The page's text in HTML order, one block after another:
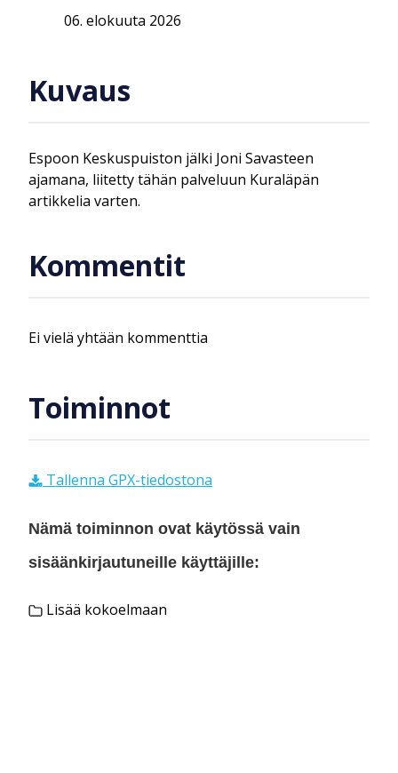
06. elokuuta 2026
Kuvaus
Espoon Keskuspuiston jälki Joni Savasteen
ajamana, liitetty tähän palveluun Kuraläpän
artikkelia varten.
Kommentit
Ei vielä yhtään kommenttia
Toiminnot
Tallenna GPX-tiedostona
Nämä toiminnon ovat käytössä vain
sisäänkirjautuneille käyttäjille:
Lisää kokoelmaan